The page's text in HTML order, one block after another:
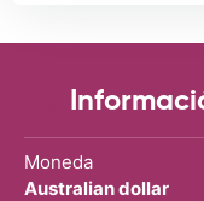
Moneda
Australian dollar